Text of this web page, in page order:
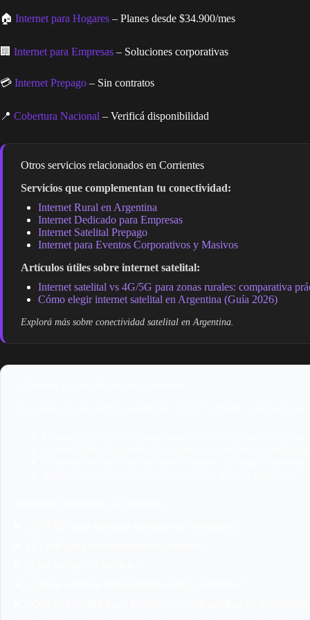
🏠 Internet para Hogares – Planes desde $34.900/mes
🏢 Internet para Empresas – Soluciones corporativas
💳 Internet Prepago – Sin contratos
📍 Cobertura Nacional – Verificá disponibilidad
Otros servicios relacionados en Corrientes
Servicios que complementan tu conectividad:
Internet Rural en Argentina
Internet Dedicado para Empresas
Internet Satelital Prepago
Internet para Eventos Corporativos y Masivos
Artículos útiles sobre internet satelital:
Internet satelital vs 4G/5G para zonas rurales: comparativa
Cómo elegir internet satelital en Argentina (Guía 2026)
Explorá más sobre conectividad satelital en Argentina.